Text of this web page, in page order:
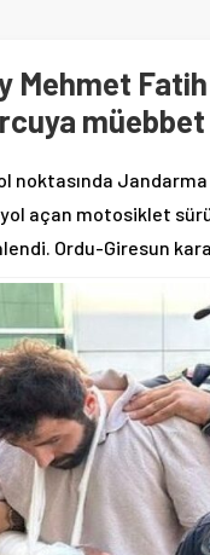
Fatih
noktasında
yol açan motosiklet
Ordu-Giresun